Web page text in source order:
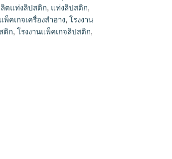
ตแท่งลิปสติก, แท่งลิปสติก,
แพ็คเกจเครื่องสำอาง,โรงงาน
ติก,โรงงานแพ็คเกจลิปสติก,